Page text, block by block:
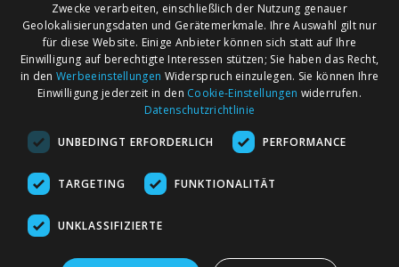
AGB
Impressum
Kontakt
Märkte nach Bundesländern
Märkte nach PLZ
Märkte nach Umkreis
Flohmarkt
Zwecke verarbeiten, einschließlich der Nutzung genauer
Geolokalisierungsdaten und Gerätemerkmale. Ihre Auswahl gilt nur
für diese Website. Einige Anbieter können sich statt auf Ihre
Einwilligung auf berechtigte Interessen stützen; Sie haben das Recht,
in den Werbeeinstellungen Widerspruch einzulegen. Sie können Ihre
Einwilligung jederzeit in den Cookie-Einstellungen widerrufen.
Datenschutzrichtlinie
UNBEDINGT ERFORDERLICH PERFORMANCE
TARGETING FUNKTIONALITÄT
UNKLASSIFIZIERTE